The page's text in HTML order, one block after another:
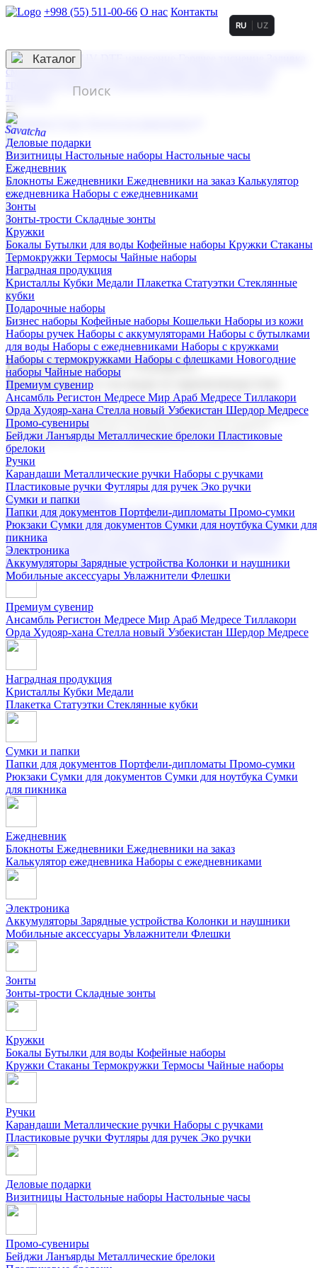
+998 (55) 511-00-66 О нас Контакты
3D гравировка
смолой (Doming)
гравировка твердая
тиснение
RU UZ
☰
Контакты
Каталог
Деловые подарки
Визитницы Настольные наборы Настольные часы
Ежедневник
Блокноты Ежедневники Ежедневники на заказ Калькулятор
ежедневника Наборы с ежедневниками
Зонты
Зонты-трости Складные зонты
Кружки
Бокалы Бутылки для воды Кофейные наборы Кружки Стаканы
Термокружки Термосы Чайные наборы
Наградная продукция
Kристаллы Кубки Медали Плакетка Статуэтки Стеклянные
кубки
Подарочные наборы
Бизнес наборы Кофейные наборы Кошельки Наборы из кожи
Наборы ручек Наборы с аккумуляторами Наборы с бутылками
для воды Наборы с ежедневниками Наборы с кружками
Наборы с термокружками Наборы с флешками Новогодние
наборы Чайные наборы
Премиум сувенир
Ансамбль Регистон Медресе Мир Араб Медресе Тиллакори
Орда Худояр-хана Стелла новый Узбекистан Шердор Медресе
Промо-сувениры
Бейджи Ланъярды Металлические брелоки Пластиковые
брелоки
Ручки
Карандаши Металлические ручки Наборы с ручками
Пластиковые ручки Футляры для ручек Эко ручки
Сумки и папки
Папки для документов Портфели-дипломаты Промо-сумки
Рюкзаки Сумки для документов Сумки для ноутбука Сумки для
пикника
Электроника
Аккумуляторы Зарядные устройства Колонки и наушники
Мобильные аксессуары Увлажнители Флешки
Корпоративные подарки
Поставка со склада и производство
Мы предлагаем широкий выбор корпоративных подарков и
сувениров с логотипом. В нашем каталоге вы найдете
продукцию для бизнеса, мероприятия и клиентов.
Подарочные наборы
Бизнес наборыКофейные наборы Кошельки
Наборы из кожиНаборы ручекНаборы с аккумуляторами
Наборы с бутылками для воды
Наборы с ежедневниками
Наборы с кружками
флешкамиНовогодние наборыЧайные наборы
Премиум сувенир
Ансамбль Регистон Медресе Мир Араб Медресе Тиллакори
Орда Худояр-хана Стелла новый Узбекистан Шердор Медресе
Наградная продукция
Kристаллы Кубки Медали
Плакетка Статуэтки Стеклянные кубки
Сумки и папки
Папки для документов Портфели-дипломаты Промо-сумки
Рюкзаки Сумки для документов Сумки для ноутбука Сумки
для пикника
Ежедневник
Блокноты Ежедневники Ежедневники на заказ
Калькулятор ежедневника Наборы с ежедневниками
Электроника
Аккумуляторы Зарядные устройства Колонки и наушники
Мобильные аксессуары Увлажнители Флешки
Зонты
Зонты-трости Складные зонты
Кружки
Бокалы Бутылки для воды Кофейные наборы
Кружки Стаканы Термокружки Термосы Чайные наборы
Ручки
Карандаши Металлические ручки Наборы с ручками
Пластиковые ручки Футляры для ручек Эко ручки
Деловые подарки
Визитницы Настольные наборы Настольные часы
Промо-сувениры
Бейджи Ланъярды Металлические брелоки